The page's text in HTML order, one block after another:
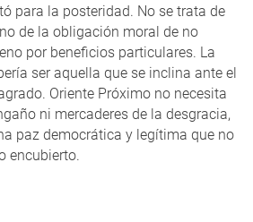
para la posteridad. No se trata de
de la obligación moral de no
por beneficios particulares. La
ser aquella que se inclina ante el
Oriente Próximo no necesita
ni mercaderes de la desgracia,
paz democrática y legítima que no
encubierto.